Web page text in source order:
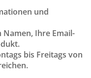
und
Ihre Email-
bis Freitags von